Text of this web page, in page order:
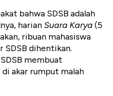
bahwa SDSB adalah
harianSuara Karya (5
ribuan mahasiswa
SDSB dihentikan.
membuat
akar rumput malah